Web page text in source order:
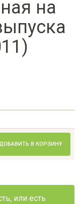
на
В КОРЗИНУ
или есть